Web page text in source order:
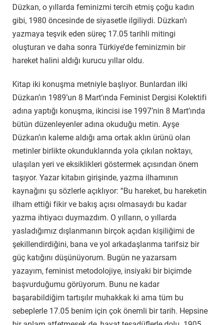
Düzkan, o yıllarda feminizmi tercih etmiş çoğu kadın
gibi, 1980 öncesinde de siyasetle ilgiliydi. Düzkan’ı
yazmaya teşvik eden süreç 17.05 tarihli mitingi
oluşturan ve daha sonra Türkiye’de feminizmin bir
hareket halini aldığı kurucu yıllar oldu.
Kitap iki konuşma metniyle başlıyor. Bunlardan ilki
Düzkan’ın 1989’un 8 Mart’ında Feminist Dergisi Kolektifi
adına yaptığı konuşma, ikincisi ise 1997’nin 8 Mart’ında
bütün düzenleyenler adına okuduğu metin. Ayşe
Düzkan’ın kaleme aldığı ama ortak aklın ürünü olan
metinler birlikte okunduklarında yola çıkılan noktayı,
ulaşılan yeri ve eksiklikleri göstermek açısından önem
taşıyor. Yazar kitabın girişinde, yazma ilhamının
kaynağını şu sözlerle açıklıyor: “Bu hareket, bu hareketin
ilham ettiği fikir ve bakış açısı olmasaydı bu kadar
yazma ihtiyacı duymazdım. O yılların, o yıllarda
yasladığımız dışlanmanın birçok açıdan kişiliğimi de
şekillendirdiğini, bana ve yol arkadaşlarıma tarifsiz bir
güç katığını düşünüyorum. Bugün ne yazarsam
yazayım, feminist metodolojiye, insiyaki bir biçimde
başvurduğumu görüyorum. Bunu ne kadar
başarabildiğim tartışılır muhakkak ki ama tüm bu
sebeplerle 17.05 benim için çok önemli bir tarih. Hepsine